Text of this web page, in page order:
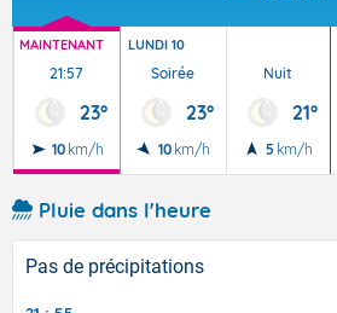
MAINTENANT
21:57
23°
10 km/h
LUNDI 10
Soirée
23°
10 km/h
Nuit
21°
5 km/h
Pluie dans l'heure
Pas de précipitations